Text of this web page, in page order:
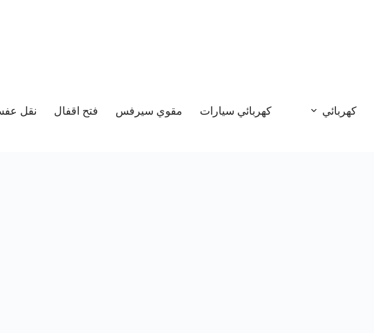
كهربائي كهربائي سيارات مقوي سيرفس فتح اقفال نقل